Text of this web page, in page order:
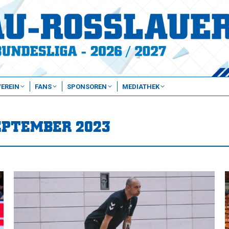
FANS SPONSOREN MEDIATHEK
2023